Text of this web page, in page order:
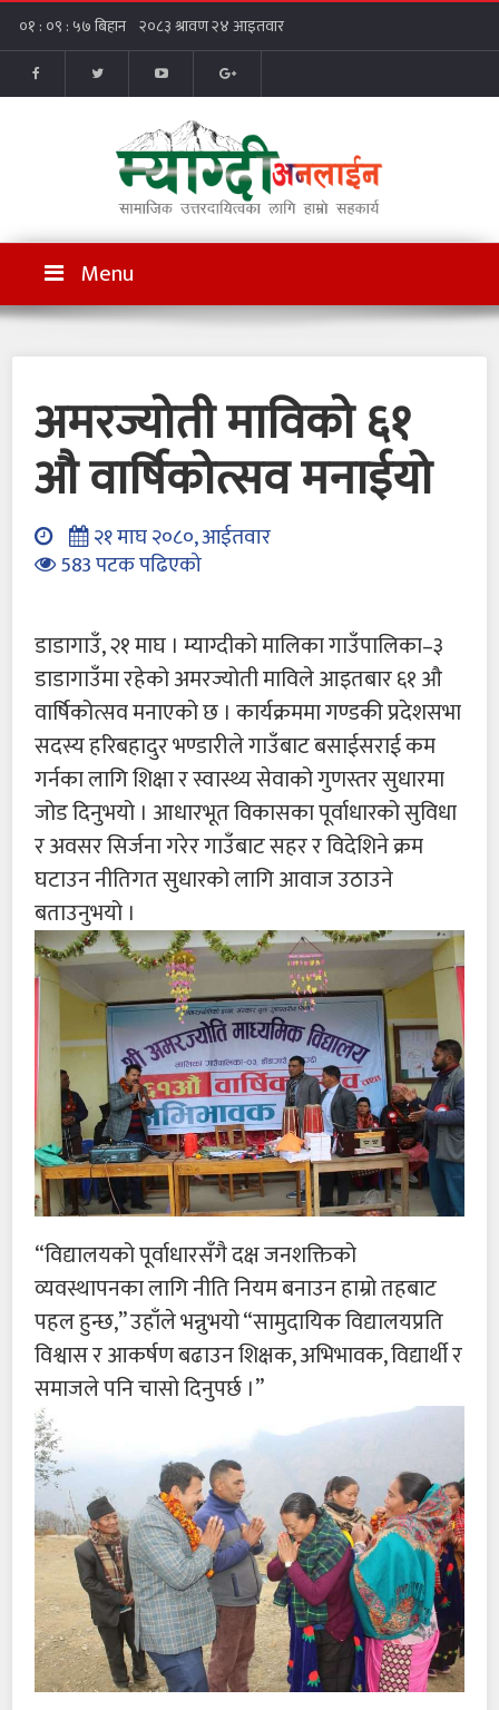
Menu
अमरज्योती माविको ६१
औ वार्षिकोत्सव मनाईयो
२१ माघ २०८०, आईतवार
583 पटक पढिएको
डाडागाउँ, २१ माघ । म्याग्दीको मालिका गाउँपालिका–३
डाडागाउँमा रहेको अमरज्योती माविले आइतबार ६१ औ
वार्षिकोत्सव मनाएको छ । कार्यक्रममा गण्डकी प्रदेशसभा
सदस्य हरिबहादुर भण्डारीले गाउँबाट बसाईसराई कम
गर्नका लागि शिक्षा र स्वास्थ्य सेवाको गुणस्तर सुधारमा
जोड दिनुभयो । आधारभूत विकासका पूर्वाधारको सुविधा
र अवसर सिर्जना गरेर गाउँबाट सहर र विदेशिने क्रम
घटाउन नीतिगत सुधारको लागि आवाज उठाउने
बताउनुभयो ।
“विद्यालयको पूर्वाधारसँगै दक्ष जनशक्तिको
व्यवस्थापनका लागि नीति नियम बनाउन हाम्रो तहबाट
पहल हुन्छ,” उहाँले भन्नुभयो “सामुदायिक विद्यालयप्रति
विश्वास र आकर्षण बढाउन शिक्षक, अभिभावक, विद्यार्थी र
समाजले पनि चासो दिनुपर्छ ।”